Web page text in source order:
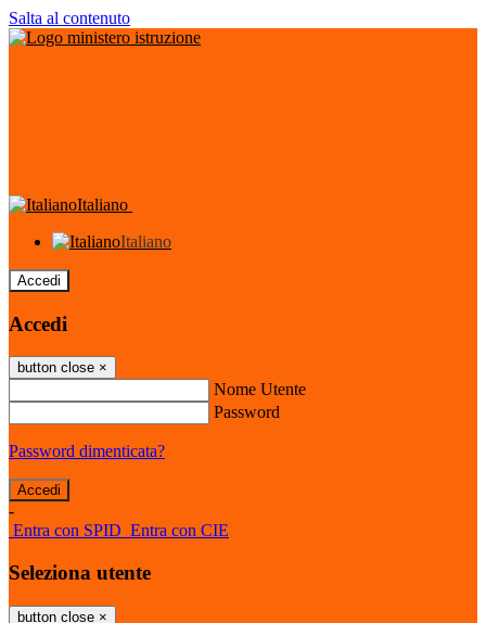
Salta al contenuto
Italiano
Italiano
Accedi
Accedi
button close ×
Nome Utente
Password
Password dimenticata?
-
Entra con SPID Entra con CIE
Seleziona utente
button close ×